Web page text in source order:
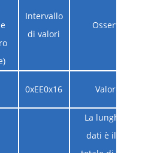
Intervallo
di valori
0xEE0x16 Valore fisso
La lunghezza
dati è il